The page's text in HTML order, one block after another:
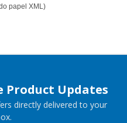
papel XML)
Product Updates
directly delivered to your